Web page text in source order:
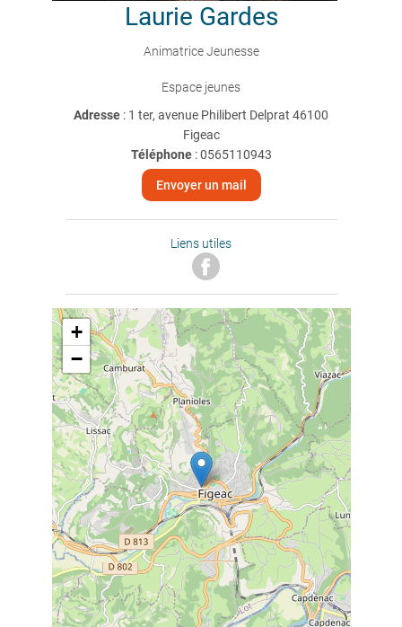
Laurie Gardes
Animatrice Jeunesse
Espace jeunes
Adresse : 1 ter, avenue Philibert Delprat 46100
Figeac
Téléphone:0565110943
Envoyer un mail
Liens utiles
+
−